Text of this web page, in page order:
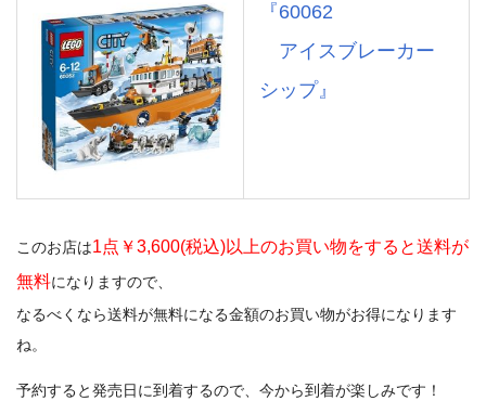
『60062
アイスブレーカー
シップ』
このお店は1点￥3,600(税込)以上のお買い物をすると送料が
無料になりますので、
なるべくなら送料が無料になる金額のお買い物がお得になります
ね。
予約すると発売日に到着するので、今から到着が楽しみです！